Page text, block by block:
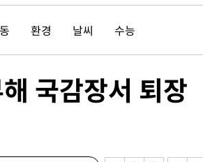
환경 날씨 수능
국감장서 퇴장